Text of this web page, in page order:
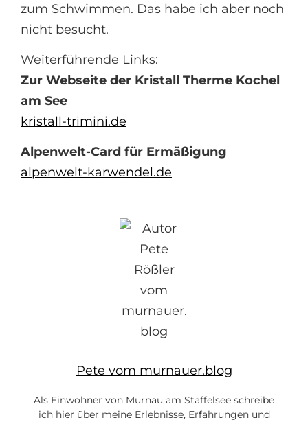
zum Schwimmen. Das habe ich aber noch
nicht besucht.
Weiterführende Links:
Zur Webseite der Kristall Therme Kochel
am See
kristall-trimini.de
Alpenwelt-Card für Ermäßigung
alpenwelt-karwendel.de
Pete vom murnauer.blog
Als Einwohner von Murnau am Staffelsee schreibe
ich hier über meine Erlebnisse, Erfahrungen und